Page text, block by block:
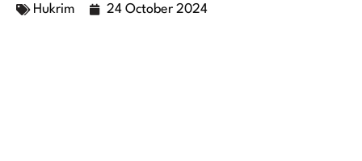
Hukrim 24 October 2024